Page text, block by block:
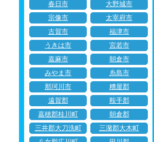
春日市
大野城市
宗像市
太宰府市
古賀市
福津市
うきは市
宮若市
嘉麻市
朝倉市
みやま市
糸島市
那珂川市
糟屋郡
遠賀郡
鞍手郡
嘉穂郡桂川町
朝倉郡
三井郡大刀洗町
三潴郡大木町